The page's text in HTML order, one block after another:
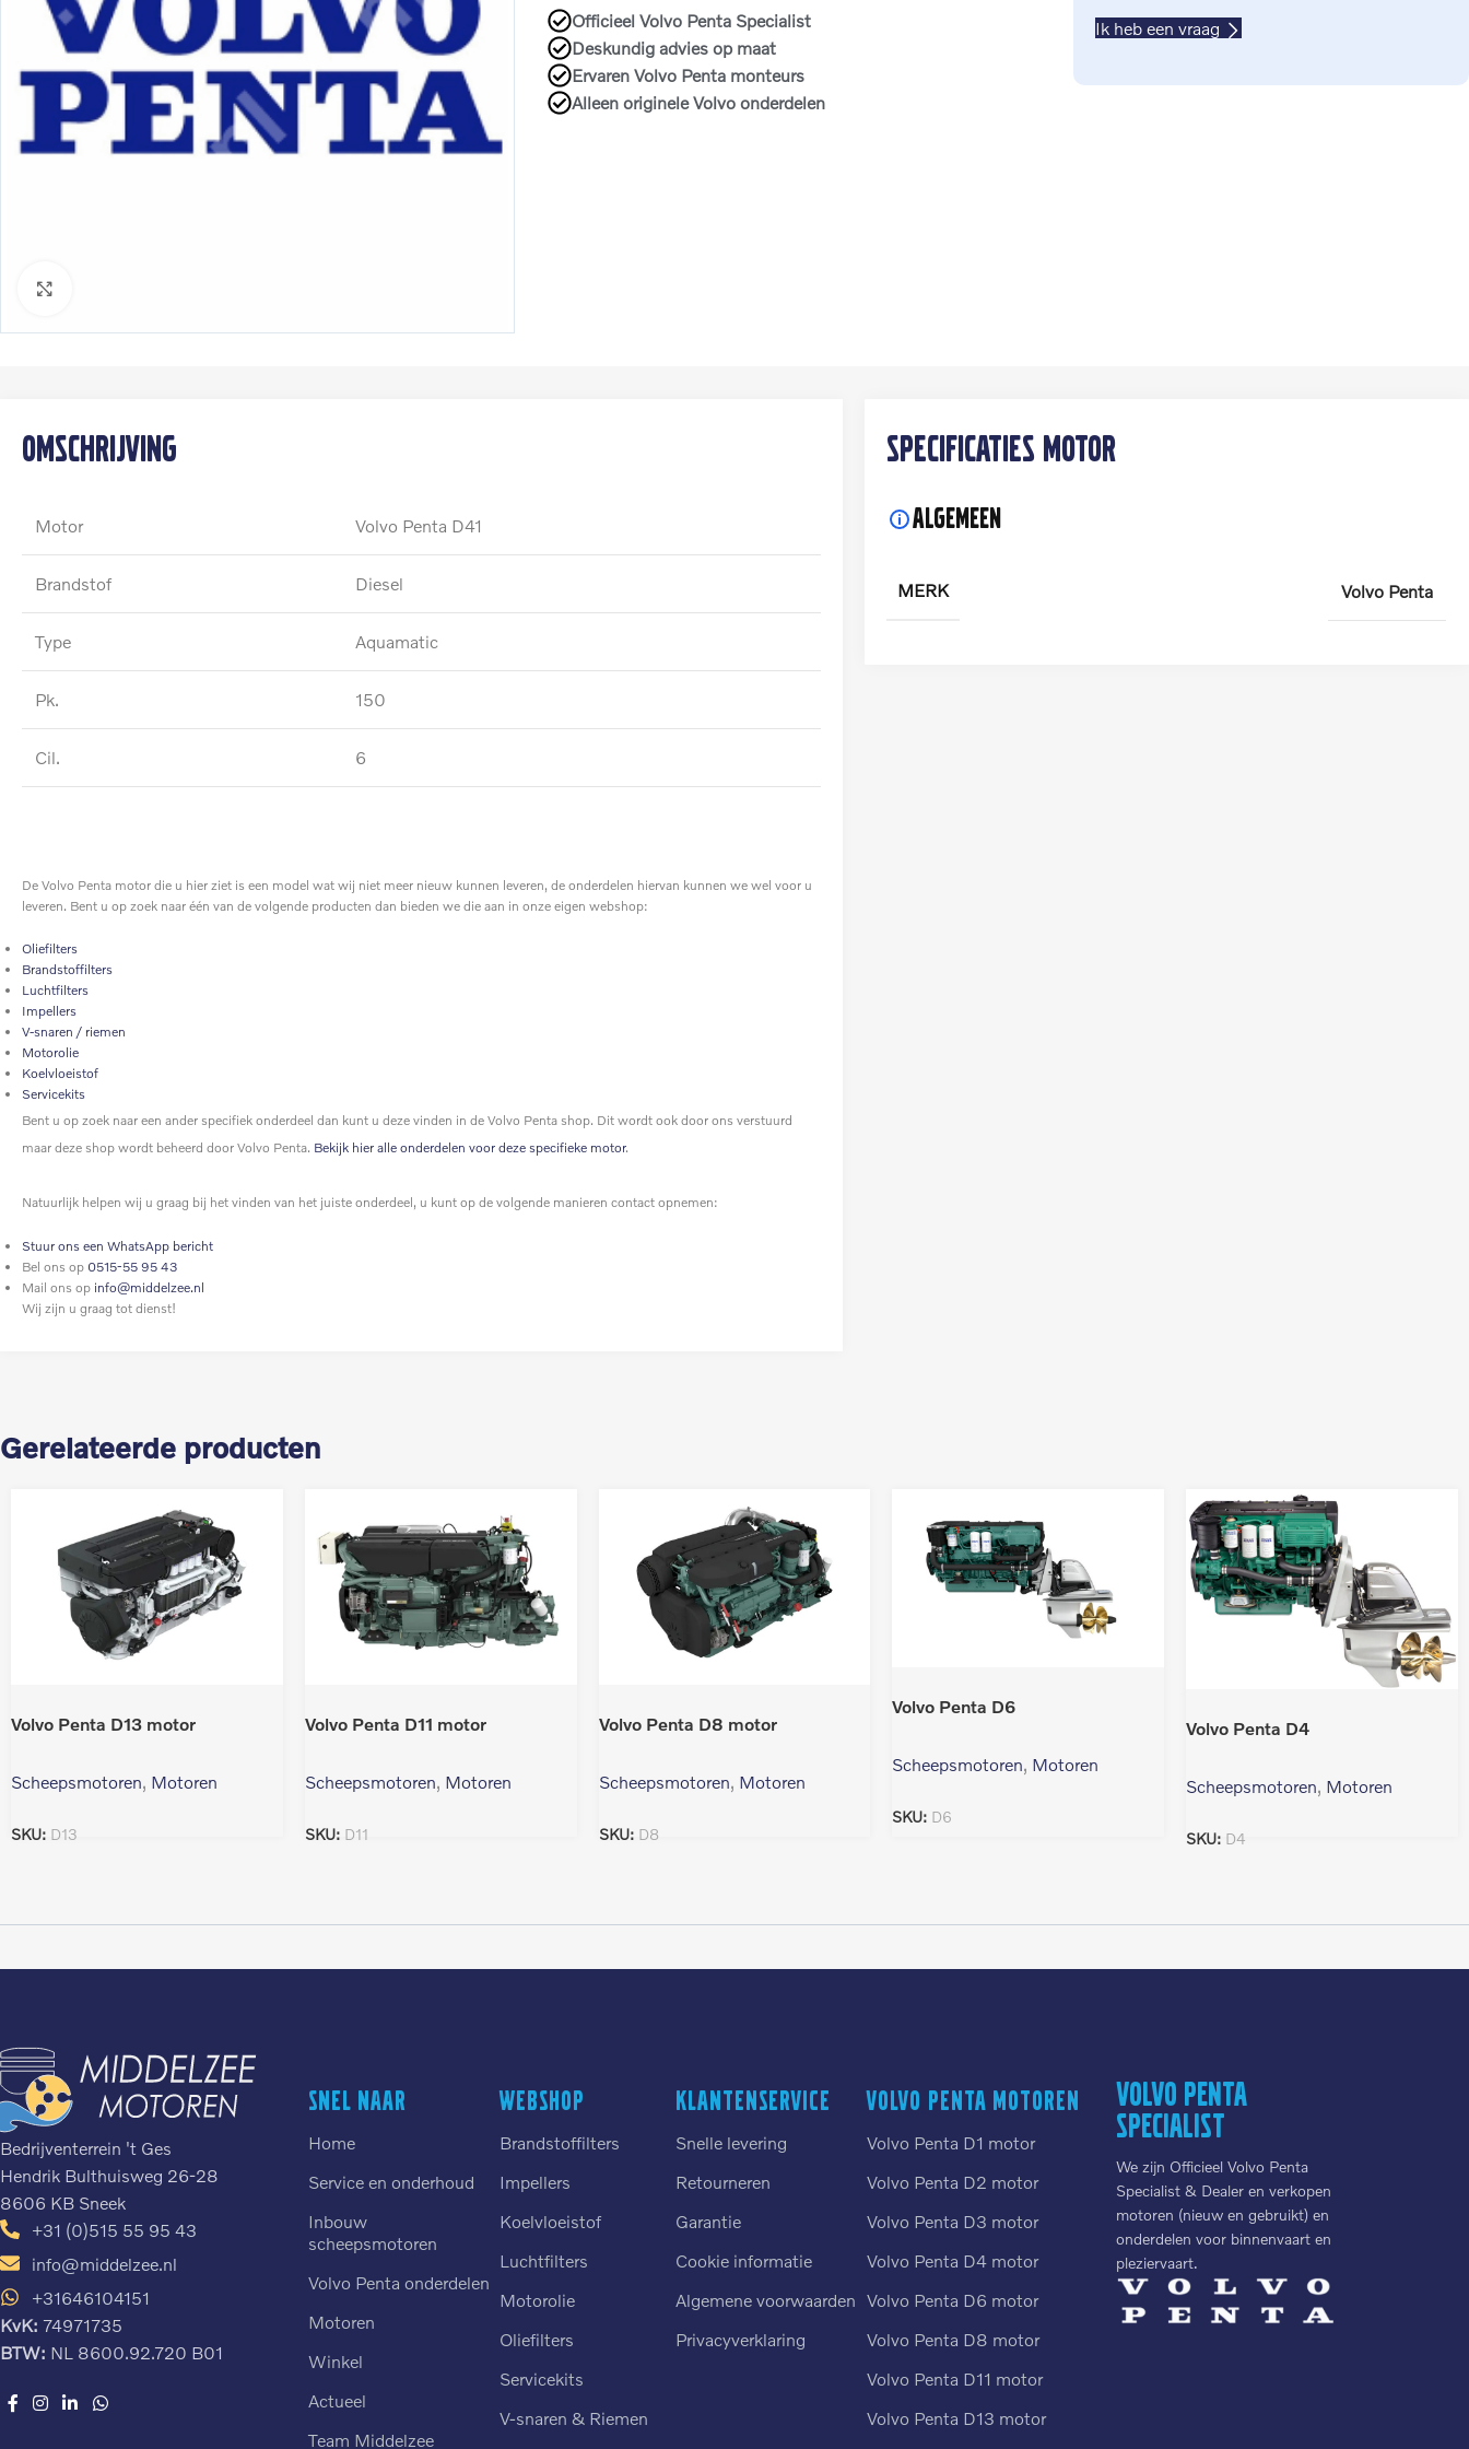
Officieel Volvo Penta Specialist
Deskundig advies op maat
Ervaren Volvo Penta monteurs
Alleen originele Volvo onderdelen
Ik heb een vraag
Omschrijving
Motor Volvo Penta D41
Brandstof Diesel
Type Aquamatic
Pk. 150
Cil. 6
De Volvo Penta motor die u hier ziet is een model wat wij niet meer nieuw kunnen leveren, de onderdelen hiervan kunnen we wel voor u
leveren. Bent u op zoek naar één van de volgende producten dan bieden we die aan in onze eigen webshop:
Oliefilters
Brandstoffilters
Luchtfilters
Impellers
V-snaren / riemen
Motorolie
Koelvloeistof
Servicekits
Bent u op zoek naar een ander specifiek onderdeel dan kunt u deze vinden in de Volvo Penta shop. Dit wordt ook door ons verstuurd
maar deze shop wordt beheerd door Volvo Penta. Bekijk hier alle onderdelen voor deze specifieke motor.
Natuurlijk helpen wij u graag bij het vinden van het juiste onderdeel, u kunt op de volgende manieren contact opnemen:
Stuur ons een WhatsApp bericht
Bel ons op 0515-55 95 43
Mail ons op info@middelzee.nl
Wij zijn u graag tot dienst!
Specificaties motor
Algemeen
MERK Volvo Penta
Gerelateerde producten
Volvo Penta D13 motor
Scheepsmotoren, Motoren
SKU: D13
Volvo Penta D11 motor
Scheepsmotoren, Motoren
SKU: D11
Volvo Penta D8 motor
Scheepsmotoren, Motoren
SKU: D8
Volvo Penta D6
Scheepsmotoren, Motoren
SKU: D6
Volvo Penta D4
Scheepsmotoren, Motoren
SKU: D4
Bedrijventerrein 't Ges
Hendrik Bulthuisweg 26-28
8606 KB Sneek
+31 (0)515 55 95 43
info@middelzee.nl
+31646104151
KvK: 74971735
BTW: NL 8600.92.720 B01
Snel naar
Home
Service en onderhoud
Inbouw
scheepsmotoren
Volvo Penta onderdelen
Motoren
Winkel
Actueel
Team Middelzee
Webshop
Brandstoffilters
Impellers
Koelvloeistof
Luchtfilters
Motorolie
Oliefilters
Servicekits
V-snaren & Riemen
Klantenservice
Snelle levering
Retourneren
Garantie
Cookie informatie
Algemene voorwaarden
Privacyverklaring
Volvo Penta motoren
Volvo Penta D1 motor
Volvo Penta D2 motor
Volvo Penta D3 motor
Volvo Penta D4 motor
Volvo Penta D6 motor
Volvo Penta D8 motor
Volvo Penta D11 motor
Volvo Penta D13 motor
Volvo Penta
Specialist
We zijn Officieel Volvo Penta
Specialist & Dealer en verkopen
motoren (nieuw en gebruikt) en
onderdelen voor binnenvaart en
pleziervaart.